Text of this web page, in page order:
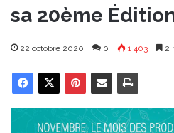
sa 20ème
22 octobre 2020 0 1 403 2